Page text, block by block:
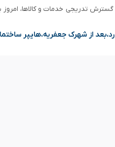
با گسترش تدریجی خدمات و کالاها،
از شهرک جعفریه،هایپر